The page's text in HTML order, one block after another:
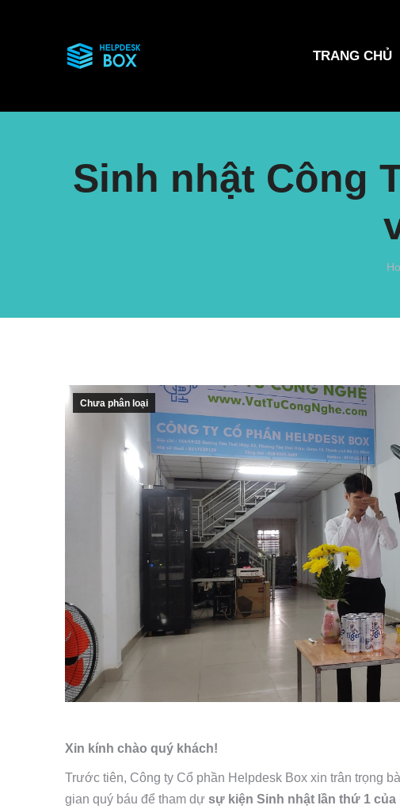
TRANG CHỦ
Sinh nhật Công
Chưa phân loại
Xin kính chào quý khách!
Trước tiên, Công ty Cổ phần Helpdesk Box xin trân trọng
gian quý báu để tham dự sự kiện Sinh nhật lần thứ 1 của